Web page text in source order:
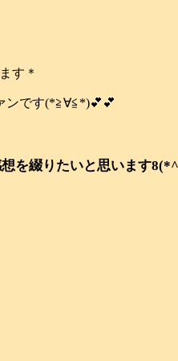
す＊
ンです(*≧∀≦*)💕💕
想を綴りたいと思います